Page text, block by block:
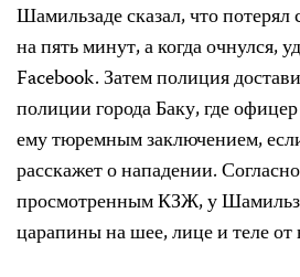
Шамильзаде сказал, что
на пять минут, а когда очнулся,
Facebook. Затем полиция
полиции города Баку, где
ему тюремным заключением,
расскажет о нападении.
просмотренным КЗЖ, у
царапины на шее, лице и теле от